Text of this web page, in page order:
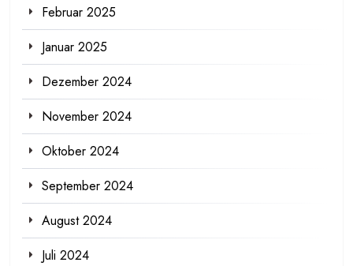
Februar 2025
Januar 2025
Dezember 2024
November 2024
Oktober 2024
September 2024
August 2024
Juli 2024